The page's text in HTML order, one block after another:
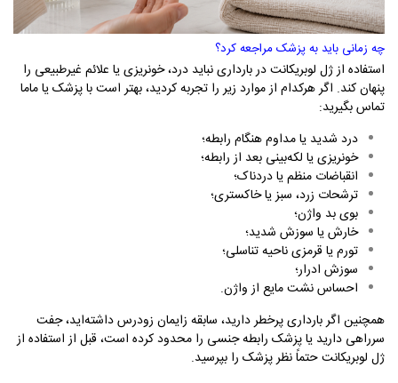
چه زمانی باید به پزشک مراجعه کرد؟
استفاده از ژل لوبریکانت در بارداری نباید درد، خونریزی یا علائم غیرطبیعی را
پنهان کند. اگر هرکدام از موارد زیر را تجربه کردید، بهتر است با پزشک یا ماما
تماس بگیرید:
درد شدید یا مداوم هنگام رابطه؛
خونریزی یا لکه‌بینی بعد از رابطه؛
انقباضات منظم یا دردناک؛
ترشحات زرد، سبز یا خاکستری؛
بوی بد واژن؛
خارش یا سوزش شدید؛
تورم یا قرمزی ناحیه تناسلی؛
سوزش ادرار؛
احساس نشت مایع از واژن.
همچنین اگر بارداری پرخطر دارید، سابقه زایمان زودرس داشته‌اید، جفت
سرراهی دارید یا پزشک رابطه جنسی را محدود کرده است، قبل از استفاده از
ژل لوبریکانت حتماً نظر پزشک را بپرسید.